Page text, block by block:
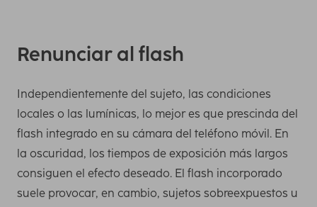
Renunciar al flash
Independientemente del sujeto, las condiciones
locales o las lumínicas, lo mejor es que prescinda del
flash integrado en su cámara del teléfono móvil. En
la oscuridad, los tiempos de exposición más largos
consiguen el efecto deseado. El flash incorporado
suele provocar, en cambio, sujetos sobreexpuestos u